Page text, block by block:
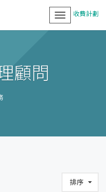
收費計劃
Toggle
navigation
顧問
排序